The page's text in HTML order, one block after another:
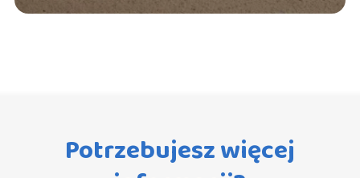
Potrzebujesz więcej